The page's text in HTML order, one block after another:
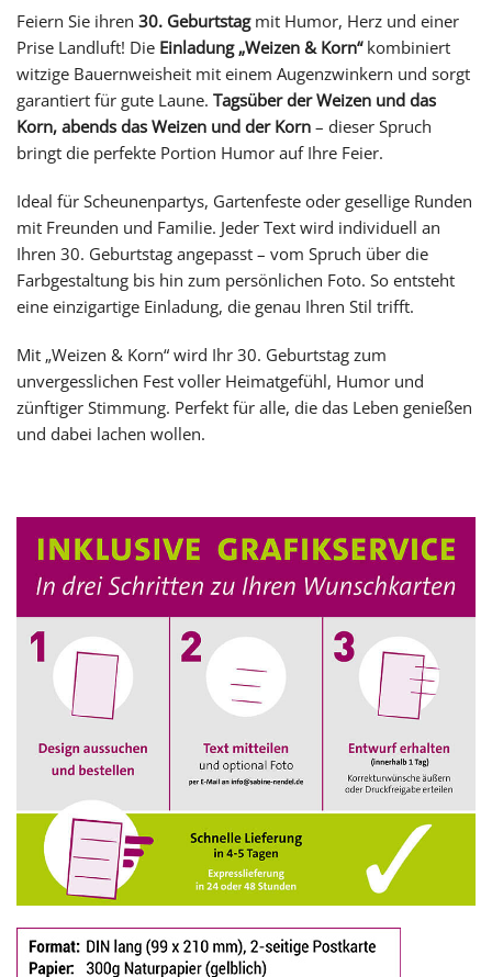
Feiern Sie ihren 30. Geburtstagmit Humor, Herz und einer
Prise Landluft! Die Einladung „Weizen & Korn“kombiniert
witzige Bauernweisheit mit einem Augenzwinkern und sorgt
garantiert für gute Laune. Tagsüber der Weizen und das
Korn, abends das Weizen und der Korn – dieser Spruch
bringt die perfekte Portion Humor auf Ihre Feier.
Ideal für Scheunenpartys, Gartenfeste oder gesellige Runden
mit Freunden und Familie. Jeder Text wird individuell an
Ihren 30. Geburtstag angepasst – vom Spruch über die
Farbgestaltung bis hin zum persönlichen Foto. So entsteht
eine einzigartige Einladung, die genau Ihren Stil trifft.
Mit „Weizen & Korn“ wird Ihr 30. Geburtstag zum
unvergesslichen Fest voller Heimatgefühl, Humor und
zünftiger Stimmung. Perfekt für alle, die das Leben genießen
und dabei lachen wollen.